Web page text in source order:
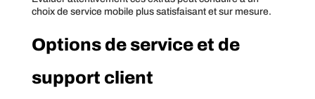
choix de service mobile plus satisfaisant et sur mesure.
Options de service et de
support client